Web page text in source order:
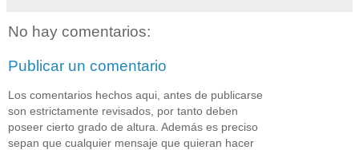
No hay comentarios:
Publicar un comentario
Los comentarios hechos aqui, antes de publicarse
son estrictamente revisados, por tanto deben
poseer cierto grado de altura. Además es preciso
sepan que cualquier mensaje que quieran hacer